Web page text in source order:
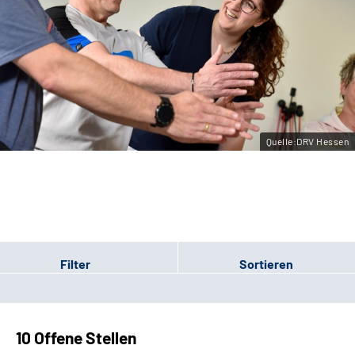
Sozialdienste & Zuweisende
Suche
Leichte Sprache
Quelle:DRV Hessen
Filter Sortieren
10 Offene Stellen